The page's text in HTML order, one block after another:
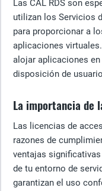
Las CAL RDS son
utilizan los Servicios
para proporcionar a
aplicaciones
alojar aplicaciones
disposición de
La importancia de
Las licencias de
razones de
ventajas
de tu entorno de
garantizan el uso